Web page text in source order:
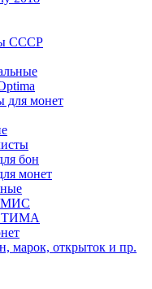
СССР
для монет
бон
монет
марок, открыток и пр.